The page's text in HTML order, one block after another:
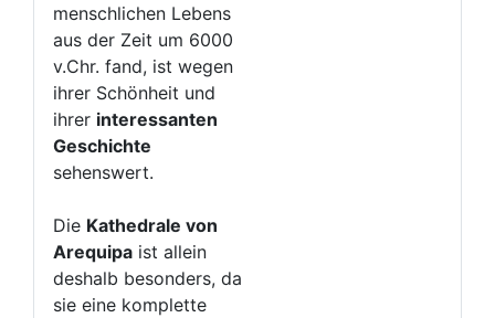
menschlichen Lebens
aus der Zeit um 6000
v.Chr. fand, ist wegen
ihrer Schönheit und
ihrer interessanten
Geschichte
sehenswert.
Die Kathedrale von
Arequipa ist allein
deshalb besonders, da
sie eine komplette